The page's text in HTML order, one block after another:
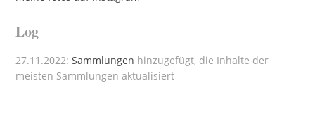
Log
27.11.2022:Sammlungen hinzugefügt, die Inhalte der
meisten Sammlungen aktualisiert